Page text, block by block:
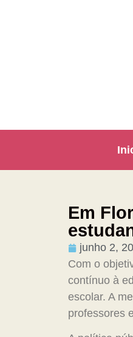
Em
junho 2,
Com o
contínuo à
escolar. A
professores